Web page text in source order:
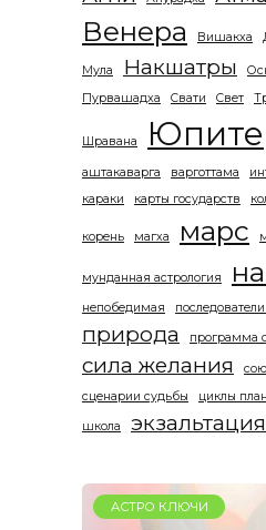
Венера Вишакха
Мула Накшатры
Пурвашадха
Свати Свет
Шравана
аштакаварга варготтама
караки
карты государств
корень магха марс
мунданная астрология
непобедимая
природа программа
сила желания
сценарии судьбы
циклы
школа
АСТРО КЛЮЧИ